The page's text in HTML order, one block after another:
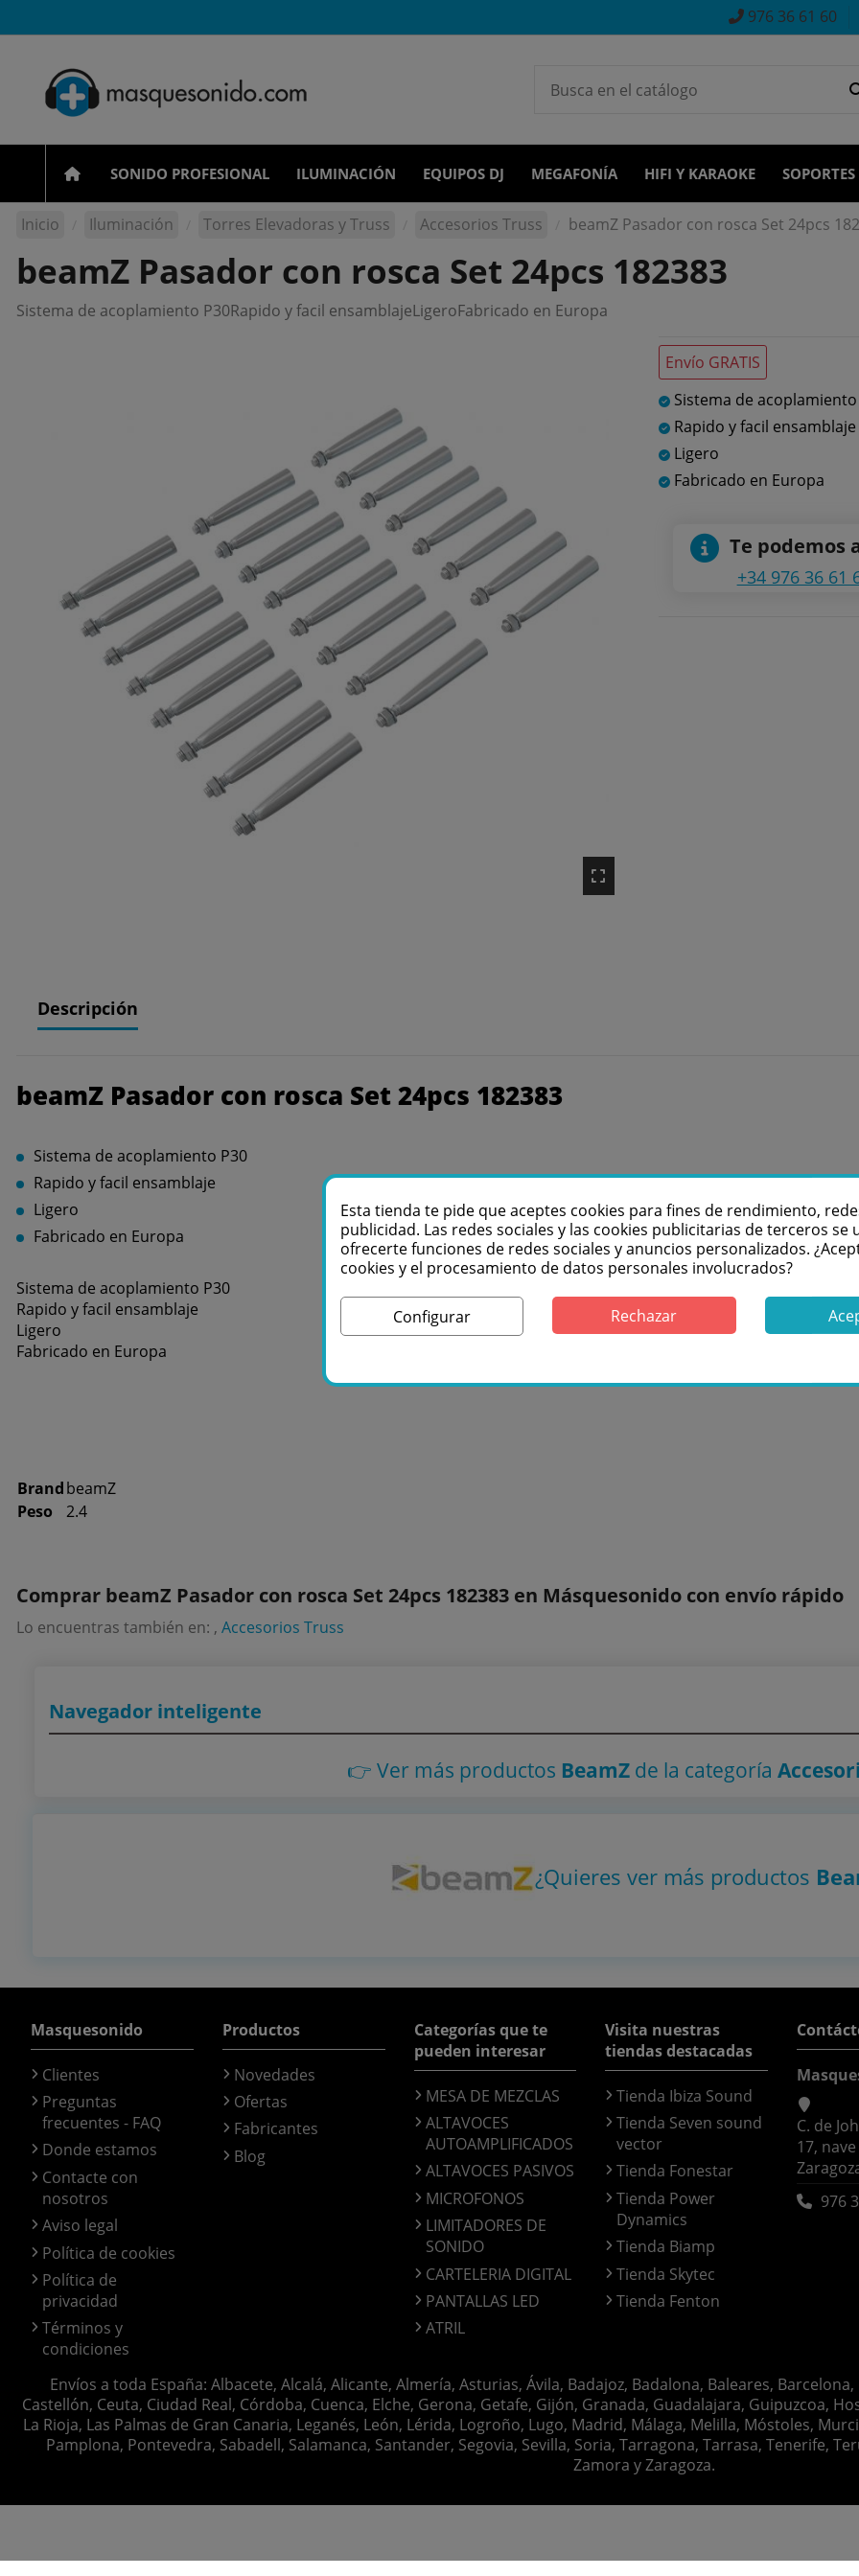
976 36 61 60
SONIDO PROFESIONAL ILUMINACIÓN EQUIPOS DJ MEGAFONÍA HIFI Y KARAOKE SOPORTES
Inicio Iluminación Torres Elevadoras y Truss Accesorios Truss beamZ Pasador con rosca Set 24pcs
beamZ Pasador con rosca Set 24pcs 182383
Sistema de acoplamiento P30Rapido y facil ensamblajeLigeroFabricado en Europa
Envío GRATIS
Sistema de acoplamiento
Rapido y facil ensamblaje
Ligero
Fabricado en Europa
Te podemos
+34 976 36 61
Descripción
beamZ Pasador con rosca Set 24pcs 182383
Sistema de acoplamiento P30
Rapido y facil ensamblaje
Ligero
Fabricado en Europa
Sistema de acoplamiento P30
Rapido y facil ensamblaje
Ligero
Fabricado en Europa
BrandbeamZ
Peso
2.4
Comprar beamZ Pasador con rosca Set 24pcs 182383 en Másquesonido con envío rápido
Lo encuentras también en: , Accesorios Truss
Navegador inteligente
👉 Ver más productos BeamZde la categoría
¿Quieres ver más productos
Masquesonido
Clientes
Preguntas
frecuentes - FAQ
Donde estamos
Contacte con
nosotros
Aviso legal
Política de cookies
Política de
privacidad
Términos y
condiciones
Productos
Novedades
Ofertas
Fabricantes
Blog
Categorías que te
pueden interesar
MESA DE MEZCLAS
ALTAVOCES
AUTOAMPLIFICADOS
ALTAVOCES PASIVOS
MICROFONOS
LIMITADORES DE
SONIDO
CARTELERIA DIGITAL
PANTALLAS LED
ATRIL
Visita nuestras
tiendas destacadas
Tienda Ibiza Sound
Tienda Seven sound
vector
Tienda Fonestar
Tienda Power
Dynamics
Tienda Biamp
Tienda Skytec
Tienda Fenton
C. de
17,
976
Envíos a toda España: Albacete, Alcalá, Alicante, Almería, Asturias, Ávila, Badajoz, Badalona, Baleares,
Castellón, Ceuta, Ciudad Real, Córdoba, Cuenca, Elche, Gerona, Getafe, Gijón, Granada, Guadalajara, Guipuzcoa,
La Rioja, Las Palmas de Gran Canaria, Leganés, León, Lérida, Logroño, Lugo, Madrid, Málaga, Melilla, Móstoles,
Pamplona, Pontevedra, Sabadell, Salamanca, Santander, Segovia, Sevilla, Soria, Tarragona, Tarrasa, Tenerife,
Zamora y Zaragoza.
Esta tienda te pide que aceptes cookies para fines de rendimiento,
publicidad. Las redes sociales y las cookies publicitarias de terceros se
ofrecerte funciones de redes sociales y anuncios personalizados.
cookies y el procesamiento de datos personales involucrados?
Configurar Rechazar